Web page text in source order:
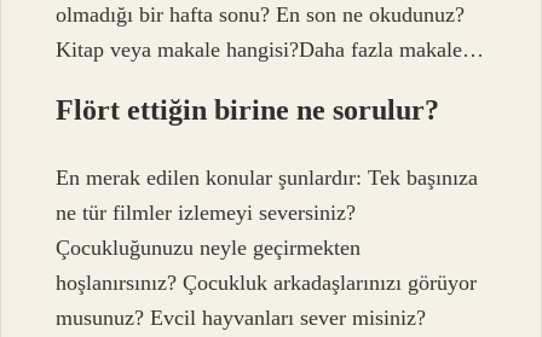
olmadığı bir hafta sonu? En son ne okudunuz?
Kitap veya makale hangisi?Daha fazla makale…
Flört ettiğin birine ne sorulur?
En merak edilen konular şunlardır: Tek başınıza
ne tür filmler izlemeyi seversiniz?
Çocukluğunuzu neyle geçirmekten
hoşlanırsınız? Çocukluk arkadaşlarınızı görüyor
musunuz? Evcil hayvanları sever misiniz?